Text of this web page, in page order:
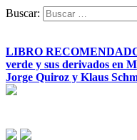
Buscar:
LIBRO
verde y sus derivados en
Jorge Quiroz y Klaus